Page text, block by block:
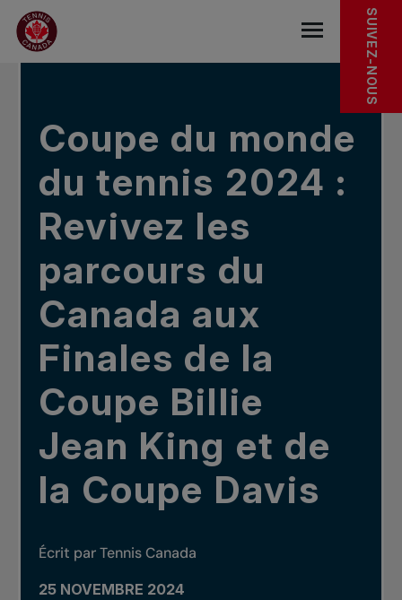
Sauter au menu principal
Sauter au contenu principal
Sauter au pied de page
DANS LES NOUVELLES SUIVEZ-NOUS
Coupe du monde
du tennis 2024 :
Revivez les
parcours du
Canada aux
Finales de la
Coupe Billie
Jean King et de
la Coupe Davis
Écrit par Tennis Canada
25 NOVEMBRE 2024